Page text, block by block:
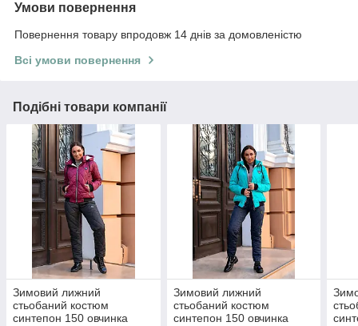
Умови повернення
Повернення товару впродовж 14 днів за домовленістю
Всі умови повернення
Подібні товари компанії
Зимовий лижний
стьобаний костюм
синтепон 150 овчинка
Зимовий лижний
стьобаний костюм
синтепон 150 овчинка